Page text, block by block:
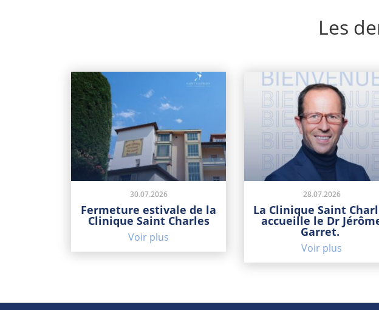
Les
30.07.2026
Fermeture estivale de la
Clinique Saint Charles
Voir plus
28.07.2026
La Clinique Saint
accueille le Dr
Garret.
Voir plus